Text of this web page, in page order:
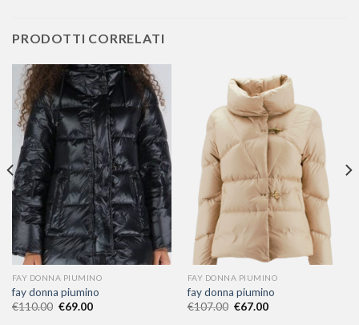
PRODOTTI CORRELATI
FAY DONNA PIUMINO
fay donna piumino
€110.00 €69.00
FAY DONNA PIUMINO
fay donna piumino
€107.00 €67.00